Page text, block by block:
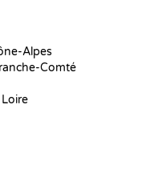
Alpes
Comté